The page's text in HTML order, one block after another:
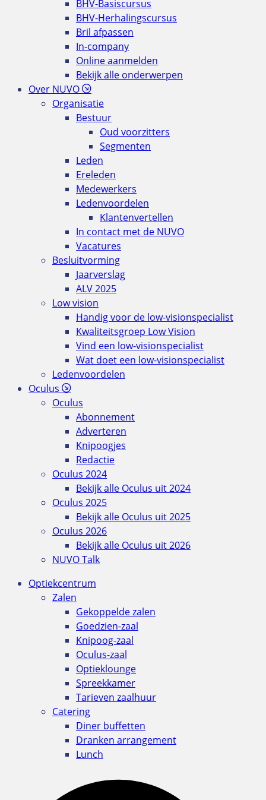
BHV-Basiscursus
BHV-Herhalingscursus
Bril afpassen
In-company
Online aanmelden
Bekijk alle onderwerpen
Over NUVO
Organisatie
Bestuur
Oud voorzitters
Segmenten
Leden
Ereleden
Medewerkers
Ledenvoordelen
Klantenvertellen
In contact met de NUVO
Vacatures
Besluitvorming
Jaarverslag
ALV 2025
Low vision
Handig voor de low-visionspecialist
Kwaliteitsgroep Low Vision
Vind een low-visionspecialist
Wat doet een low-visionspecialist
Ledenvoordelen
Oculus
Oculus
Abonnement
Adverteren
Knipoogjes
Redactie
Oculus 2024
Bekijk alle Oculus uit 2024
Oculus 2025
Bekijk alle Oculus uit 2025
Oculus 2026
Bekijk alle Oculus uit 2026
NUVO Talk
Optiekcentrum
Zalen
Gekoppelde zalen
Goedzien-zaal
Knipoog-zaal
Oculus-zaal
Optieklounge
Spreekkamer
Tarieven zaalhuur
Catering
Diner buffetten
Dranken arrangement
Lunch